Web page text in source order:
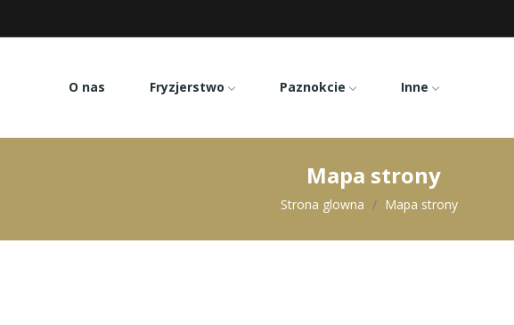
O nas Fryzjerstwo Paznokcie Inne
Mapa strony
Strona glowna Mapa strony